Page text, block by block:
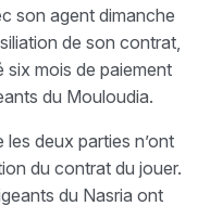
son agent dimanche
de son contrat,
six mois de paiement
du Mouloudia.
les deux parties n’ont
du contrat du jouer.
du Nasria ont